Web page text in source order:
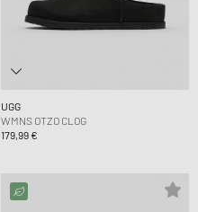
UGG
WMNS OTZO CLOG
179,99 €